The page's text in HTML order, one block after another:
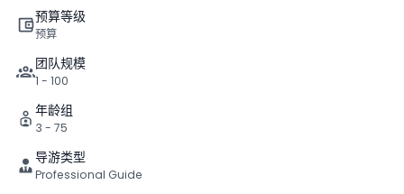
预算等级
预算
团队规模
1 - 100
年龄组
3 - 75
导游类型
Professional Guide